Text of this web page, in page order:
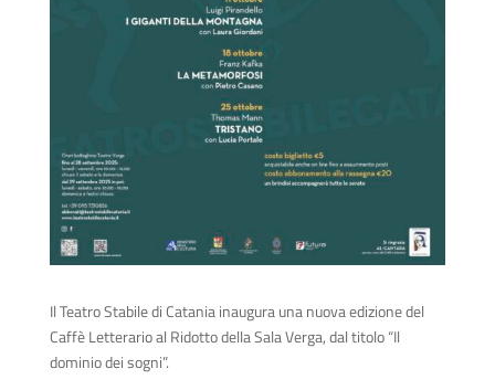
Il Teatro Stabile di Catania inaugura una nuova edizione del
Caffè Letterario al Ridotto della Sala Verga, dal titolo “Il
dominio dei sogni”.